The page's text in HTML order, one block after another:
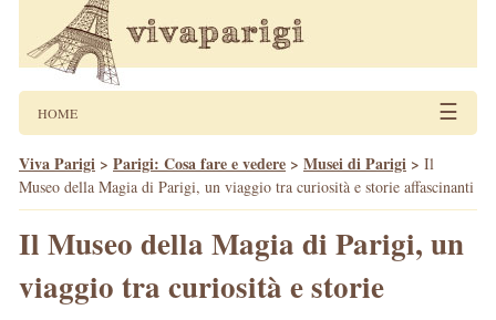
HOME ☰
Viva Parigi > Parigi: Cosa fare e vedere > Musei di Parigi > Il
Museo della Magia di Parigi, un viaggio tra curiosità e storie affascinanti
Il Museo della Magia di Parigi, un
viaggio tra curiosità e storie